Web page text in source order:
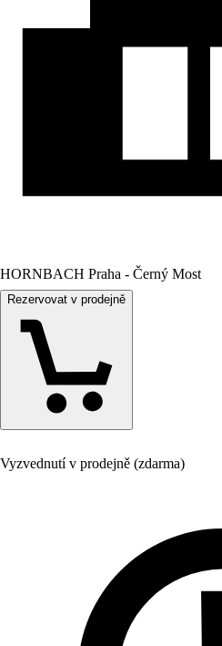
HORNBACH Praha - Černý Most
Rezervovat v prodejně
Vyzvednutí v prodejně (zdarma)